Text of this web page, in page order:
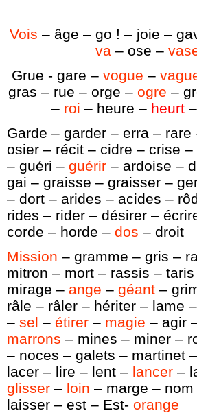
Vois – âge – go ! – joie –
va – ose –
Grue - gare – vogue –
gras – rue – orge – ogre –
– roi – heure – heurt –
Garde – garder – erra –
osier – récit – cidre – crise
– guéri – guérir – ardoise –
gai – graisse – graisser –
– dort – arides – acides –
rides – rider – désirer –
corde – horde – dos – droit
Mission – gramme – gris –
mitron – mort – rassis –
mirage – ange – géant –
râle – râler – hériter – lame
– sel – étirer – magie – agir
marrons – mines – miner –
– noces – galets – martinet
lacer – lire – lent – lancer –
glisser – loin – marge –
laisser – est – Est- orange